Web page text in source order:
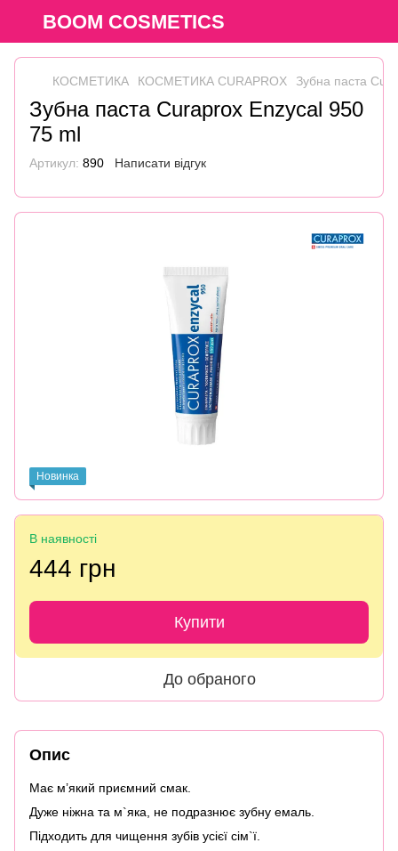
BOOM COSMETICS
КОСМЕТИКА КОСМЕТИКА CURAPROX Зубна паста
Зубна паста Curaprox Enzycal 950
75 ml
Артикул: 890 Написати відгук
Новинка
В наявності
444 грн
Купити
До обраного
Опис
Має м’який приємний смак.
Дуже ніжна та м`яка, не подразнює зубну емаль.
Підходить для чищення зубів усієї сім`ї.